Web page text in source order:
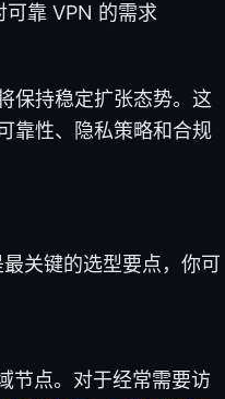
靠 VPN 的需求
保持稳定扩张态势。这
靠性、隐私策略和合规
关键的选型要点，你可
节点。对于经常需要访